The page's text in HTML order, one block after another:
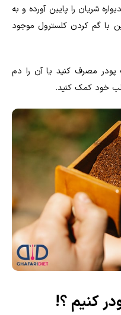
شریان را پایین آورده و به
با گم کردن کلسترول موجود
پودر مصرف کنید یا آن را دم
خود کمک کنید.
کنیم ؟!